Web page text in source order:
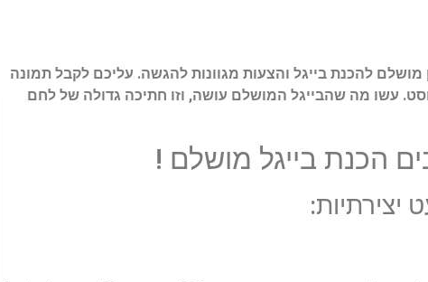
להכנת בייגל והצעות מגוונות להגשה. עליכם לקבל תמונה
עשו מה שהבייגל המושלם עושה, וזו חתיכה גדולה של לחם
יצירתיות: